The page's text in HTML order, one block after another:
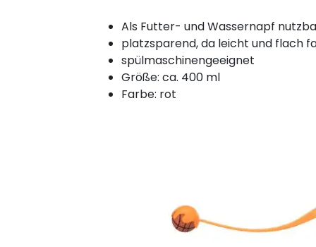
Als Futter- und Wassernapf
platzsparend, da leicht und flach
spülmaschinengeeignet
Größe: ca. 400 ml
Farbe: rot